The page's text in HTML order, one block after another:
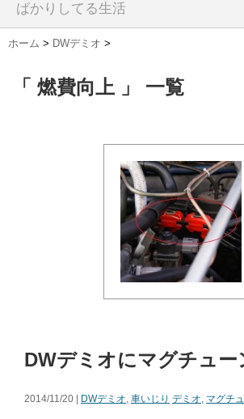
ばかりしてる生活
ホーム > DWデミオ >
「 燃費向上 」 一覧
DWデミオにマグチュー
2014/11/20 | DWデミオ, 車いじり デミオ, マグチ